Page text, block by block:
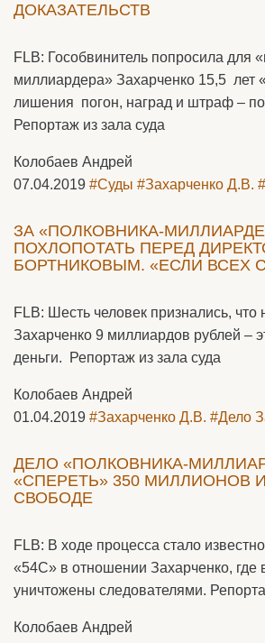
ДОКАЗАТЕЛЬСТВ
FLB: Гособвинитель попросила для
миллиардера» Захарченко 15,5 лет
лишения погон, наград и штраф –
Репортаж из зала суда
Колобаев Андрей
07.04.2019 #Суды #Захарченко Д.В.
ЗА «ПОЛКОВНИКА-
ПОХЛОПОТАТЬ ПЕРЕД
БОРТНИКОВЫМ. «ЕСЛИ ВСЕХ
FLB: Шесть человек признались,
Захарченко 9 миллиардов рублей –
деньги. Репортаж из зала суда
Колобаев Андрей
01.04.2019 #Захарченко Д.В. #Дело
ДЕЛО «ПОЛКОВНИКА-
«СПЕРЕТЬ» 350 МИЛЛИОНОВ
СВОБОДЕ
FLB: В ходе процесса стало
«54С» в отношении Захарченко, где
уничтожены следователями.
Колобаев Андрей